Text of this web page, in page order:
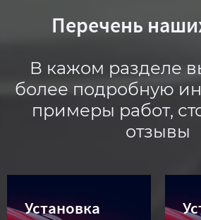
Перечень
В кажом разделе
более подробную
примеры работ,
отзывы
Установка